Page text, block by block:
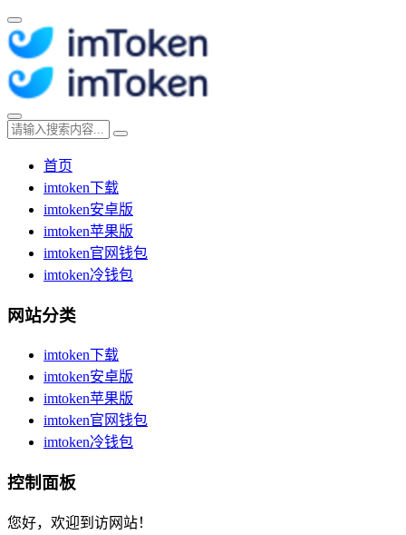
首页
imtoken下载
imtoken安卓版
imtoken苹果版
imtoken官网钱包
imtoken冷钱包
网站分类
imtoken下载
imtoken安卓版
imtoken苹果版
imtoken官网钱包
imtoken冷钱包
控制面板
您好，欢迎到访网站！